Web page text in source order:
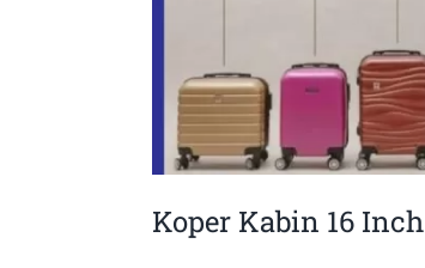
Koper Kabin 16 Inch